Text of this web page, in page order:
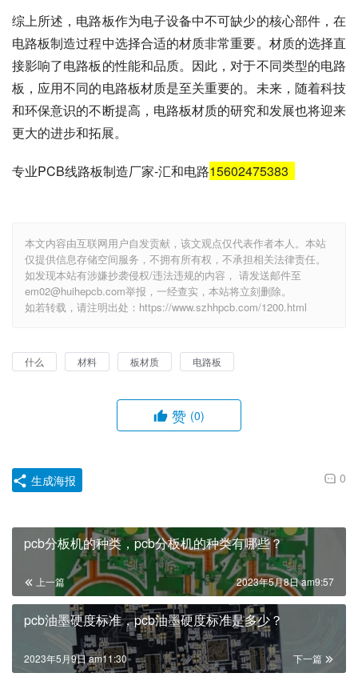
综上所述，电路板作为电子设备中不可缺少的核心部件，在
电路板制造过程中选择合适的材质非常重要。材质的选择直
接影响了电路板的性能和品质。因此，对于不同类型的电路
板，应用不同的电路板材质是至关重要的。未来，随着科技
和环保意识的不断提高，电路板材质的研究和发展也将迎来
更大的进步和拓展。
专业PCB线路板制造厂家-汇和电路 15602475383
仅提供信息存储空间服务，不拥有所有权，不承担相关法律责任。
如发现本站有涉嫌抄袭侵权/违法违规的内容， 请发送邮件至
em02@huihepcb.com举报，一经查实，本站将立刻删除。
如若转载，请注明出处：https://www.szhhpcb.com/1200.html
什么 材料 板材质 电路板
赞(0)
生成海报
pcb分板机的种类，pcb分板机的种类有哪些？
2023年5月8日 am9:57
pcb油墨硬度标准，pcb油墨硬度标准是多少？
2023年5月9日 am11:30